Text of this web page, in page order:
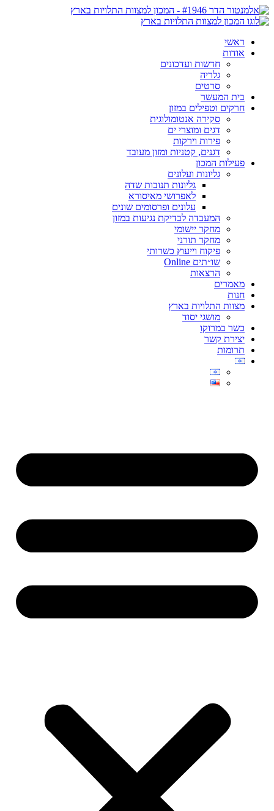
ראשי
אודות
חדשות ועדכונים
גלריה
סרטים
בית המעשר
חרקים וטפילים במזון
סקירה אנטומולוגית
דגים ומוצרי ים
פירות וירקות
דגנים, קטניות ומזון מעובד
פעילות המכון
גליונות ועלונים
גליונות תנובות שדה
לאפרושי מאיסורא
עלונים ופרסומים שונים
המעבדה לבדיקת נגיעות במזון
מחקר יישומי
מחקר תורני
פיקוח וייעוץ כשרותי
שו״תים Online
הרצאות
מאמרים
חנות
מצוות התלויות בארץ
מושגי יסוד
כשר במרוקו
יצירת קשר
תרומות